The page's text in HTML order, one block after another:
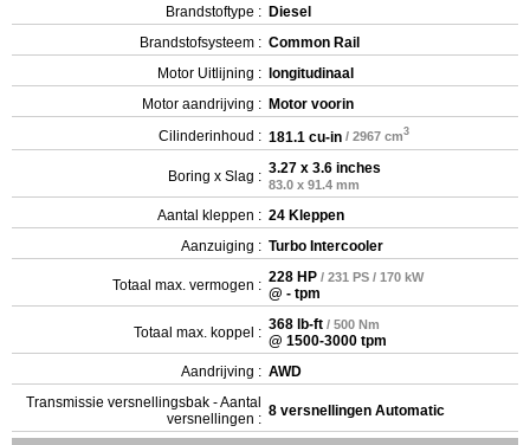
Brandstoftype : Diesel
Brandstofsysteem : Common Rail
Motor Uitlijning : longitudinaal
Motor aandrijving : Motor voorin
Cilinderinhoud : 181.1 cu-in / 2967 cm3
Boring x Slag : 3.27 x 3.6 inches
83.0 x 91.4 mm
Aantal kleppen : 24 Kleppen
Aanzuiging : Turbo Intercooler
Totaal max. vermogen : 228 HP / 231 PS / 170 kW
@ - tpm
Totaal max. koppel : 368 lb-ft / 500 Nm
@ 1500-3000 tpm
Aandrijving : AWD
Transmissie versnellingsbak - Aantal
versnellingen : 8 versnellingen Automatic